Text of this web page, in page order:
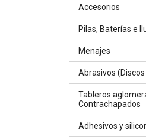
Accesorios
Pilas, Baterías e
Menajes
Abrasivos
Tableros
Contrachapados
Adhesivos y